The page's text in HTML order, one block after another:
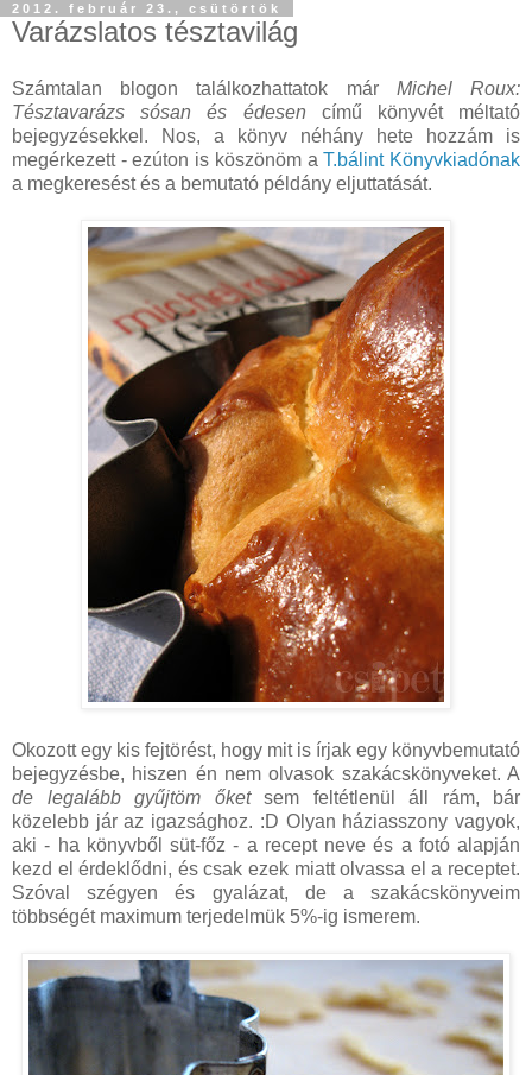
2012. február 23., csütörtök
Varázslatos tésztavilág
Számtalan blogon találkozhattatok már Michel Roux:
Tésztavarázs sósan és édesen című könyvét méltató
bejegyzésekkel. Nos, a könyv néhány hete hozzám is
megérkezett - ezúton is köszönöm aT.bálint Könyvkiadónak
a megkeresést és a bemutató példány eljuttatását.
Okozott egy kis fejtörést, hogy mit is írjak egy könyvbemutató
bejegyzésbe, hiszen én nem olvasok szakácskönyveket. A
de legalább gyűjtöm őketsem feltétlenül áll rám, bár
közelebb jár az igazsághoz. :D Olyan háziasszony vagyok,
aki - ha könyvből süt-főz - a recept neve és a fotó alapján
kezd el érdeklődni, és csak ezek miatt olvassa el a receptet.
Szóval szégyen és gyalázat, de a szakácskönyveim
többségét maximum terjedelmük 5%-ig ismerem.